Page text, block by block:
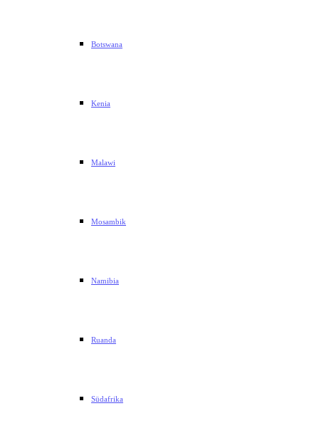
Botswana
Kenia
Malawi
Mosambik
Namibia
Ruanda
Südafrika